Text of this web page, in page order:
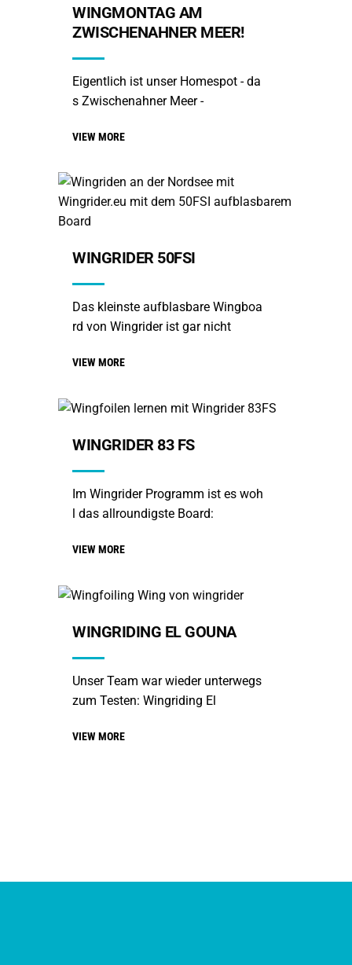
WINGMONTAG AM
ZWISCHENAHNER MEER!
Eigentlich ist unser Homespot - da
s Zwischenahner Meer -
VIEW MORE
WINGRIDER 50FSI
Das kleinste aufblasbare Wingboa
rd von Wingrider ist gar nicht
VIEW MORE
WINGRIDER 83 FS
Im Wingrider Programm ist es woh
l das allroundigste Board:
VIEW MORE
WINGRIDING EL GOUNA
Unser Team war wieder unterwegs
zum Testen: Wingriding El
VIEW MORE